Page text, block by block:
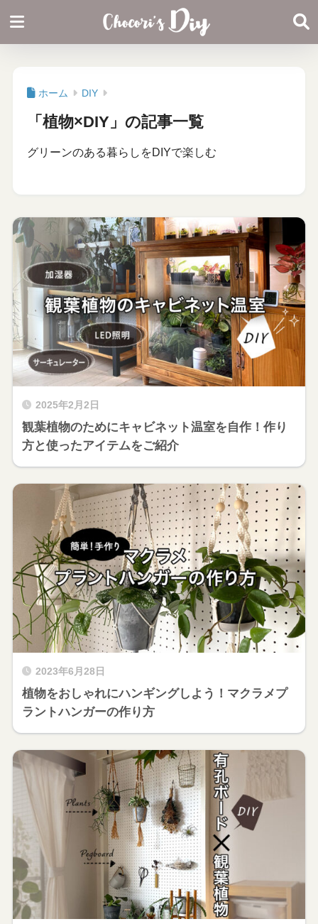
ホーム DIY
「植物×DIY」の記事一覧
グリーンのある暮らしをDIYで楽しむ
2025年2月2日
観葉植物のためにキャビネット温室を自作！作り
方と使ったアイテムをご紹介
2023年6月28日
植物をおしゃれにハンギングしよう！マクラメプ
ラントハンガーの作り方